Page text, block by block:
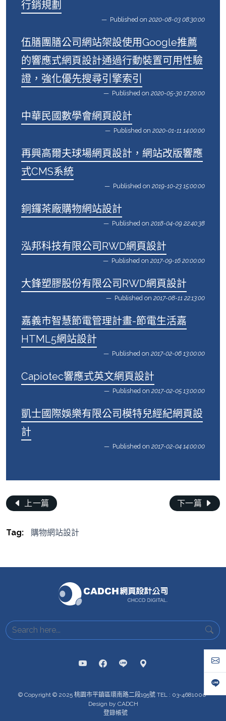
行銷規劃
Published on 2020-08-03 08:30:00
伍膳團膳公司網站架設使用Google推薦
的響應式網頁設計通過行動裝置可用性驗
證，強化優先搜尋引擎索引
Published on 2020-05-30 17:20:00
中華民國數學會網頁設計
Published on 2020-01-11 14:00:00
再興高爾夫球場網頁設計，網站改版響應
式CMS系統
Published on 2019-10-23 15:00:00
銅鑼茶廠購物網站設計
Published on 2018-04-09 22:40:38
泓邦科技有限公司RWD網頁設計
Published on 2017-09-16 20:00:00
大鋒塑膠股份有限公司RWD網頁設計
Published on 2017-08-11 22:13:00
嘉義市智慧節電管理計畫-節電生活嘉
HTML5網站設計
Published on 2017-02-06 13:00:00
Capiotec響應式英文網頁設計
Published on 2017-02-05 13:00:00
凱士國際娛樂有限公司模特兒經紀網頁設
計
Published on 2017-02-04 14:00:00
上一篇 下一篇
Tag: 購物網站設計
© Copyright © 2025 桃園市平鎮區環南路二段195號 TEL : 03-4681000
Design by CADCH
登錄帳號